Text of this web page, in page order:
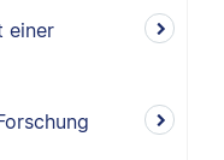
einer